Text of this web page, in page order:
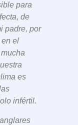
para
de
padre, por
en el
es
infértil.